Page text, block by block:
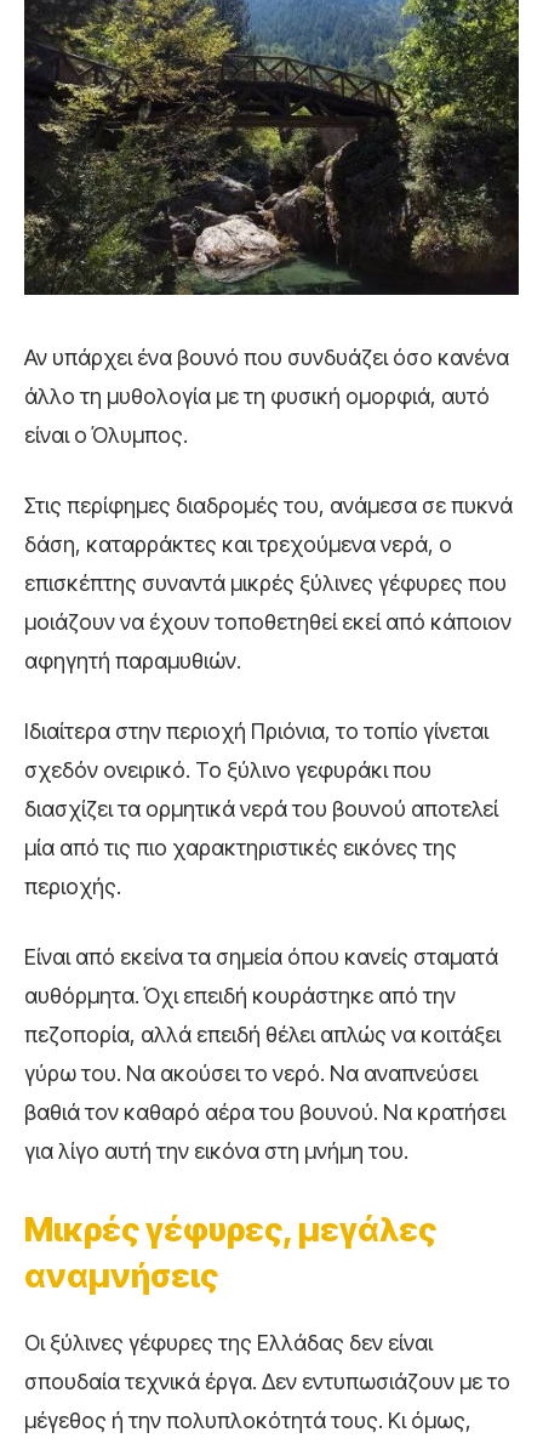
Αν υπάρχει ένα βουνό που συνδυάζει όσο κανένα
άλλο τη μυθολογία με τη φυσική ομορφιά, αυτό
είναι ο Όλυμπος.
Στις περίφημες διαδρομές του, ανάμεσα σε πυκνά
δάση, καταρράκτες και τρεχούμενα νερά, ο
επισκέπτης συναντά μικρές ξύλινες γέφυρες που
μοιάζουν να έχουν τοποθετηθεί εκεί από κάποιον
αφηγητή παραμυθιών.
Ιδιαίτερα στην περιοχή Πριόνια, το τοπίο γίνεται
σχεδόν ονειρικό. Το ξύλινο γεφυράκι που
διασχίζει τα ορμητικά νερά του βουνού αποτελεί
μία από τις πιο χαρακτηριστικές εικόνες της
περιοχής.
Είναι από εκείνα τα σημεία όπου κανείς σταματά
αυθόρμητα. Όχι επειδή κουράστηκε από την
πεζοπορία, αλλά επειδή θέλει απλώς να κοιτάξει
γύρω του. Να ακούσει το νερό. Να αναπνεύσει
βαθιά τον καθαρό αέρα του βουνού. Να κρατήσει
για λίγο αυτή την εικόνα στη μνήμη του.
Μικρές γέφυρες, μεγάλες
αναμνήσεις
Οι ξύλινες γέφυρες της Ελλάδας δεν είναι
σπουδαία τεχνικά έργα. Δεν εντυπωσιάζουν με το
μέγεθος ή την πολυπλοκότητά τους. Κι όμως,